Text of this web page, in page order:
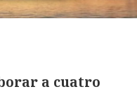
a cuatro